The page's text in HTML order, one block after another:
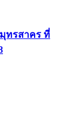
ทรสาคร ที่